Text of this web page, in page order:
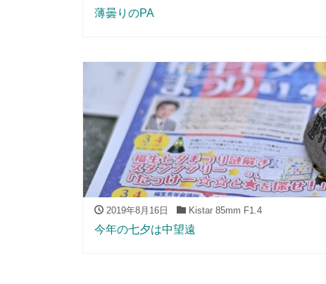
薄曇りのPA
2019年8月16日 Kistar 85mm F1.4
今年の七夕は中望遠